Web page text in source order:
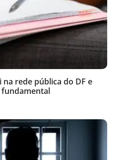
rede pública do DF e
fundamental